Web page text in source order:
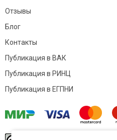
Отзывы
Блог
Контакты
Публикация в ВАК
Публикация в РИНЦ
Публикация в ЕГПНИ